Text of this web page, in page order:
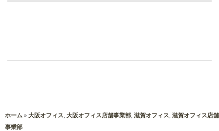
ホーム » 大阪オフィス, 大阪オフィス店舗事業部, 滋賀オフィス, 滋賀オフィス店舗
事業部